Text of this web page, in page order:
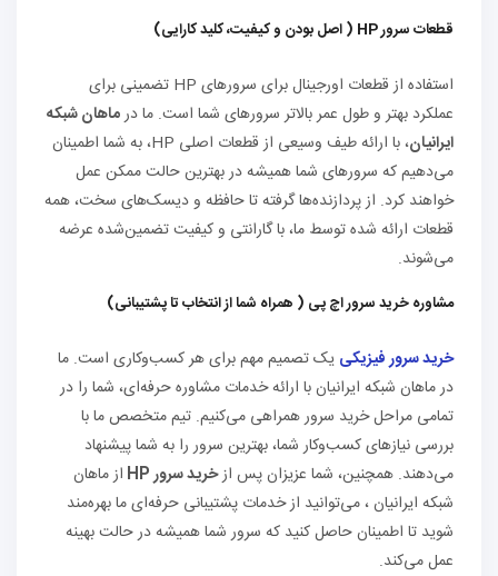
قطعات سرور HP ( اصل بودن و کیفیت، کلید کارایی)
استفاده از قطعات اورجینال برای سرورهای HP تضمینی برای
عملکرد بهتر و طول عمر بالاتر سرورهای شما است. ما درماهان شبکه
ایرانیان
، با ارائه طیف وسیعی از قطعات اصلی HP، به شما اطمینان
می‌دهیم که سرورهای شما همیشه در بهترین حالت ممکن عمل
خواهند کرد. از پردازنده‌ها گرفته تا حافظه و دیسک‌های سخت، همه
قطعات ارائه شده توسط ما، با گارانتی و کیفیت تضمین‌شده عرضه
می‌شوند.
مشاوره خرید سرور اچ پی ( همراه شما از انتخاب تا پشتیبانی)
خرید سرور فیزیکی یک تصمیم مهم برای هر کسب‌وکاری است. ما
در ماهان شبکه ایرانیان با ارائه خدمات مشاوره حرفه‌ای، شما را در
تمامی مراحل خرید سرور همراهی می‌کنیم. تیم متخصص ما با
بررسی نیازهای کسب‌وکار شما، بهترین سرور را به شما پیشنهاد
می‌دهند. همچنین، شما عزیزان پس ازخرید سرور HP
از ماهان
شبکه ایرانیان ، می‌توانید از خدمات پشتیبانی حرفه‌ای ما بهره‌مند
شوید تا اطمینان حاصل کنید که سرور شما همیشه در حالت بهینه
عمل می‌کند.